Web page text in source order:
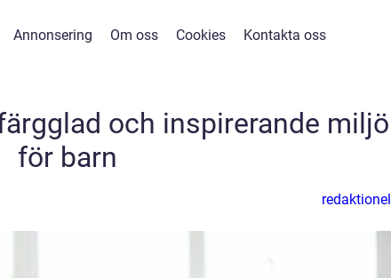
Annonsering Om oss Cookies Kontakta oss
och inspirerande miljö
för barn
redaktionel